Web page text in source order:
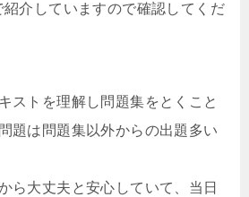
介していますので確認してくだ
ストを理解し問題集をとくこと
題は問題集以外からの出題多い
ら大丈夫と安心していて、当日